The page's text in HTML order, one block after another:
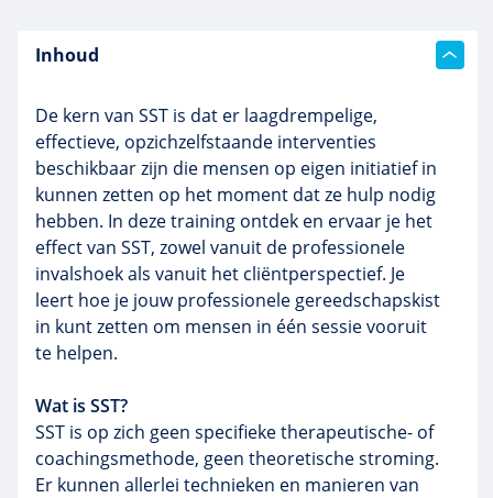
Inhoud
De kern van SST is dat er laagdrempelige,
effectieve, opzichzelfstaande interventies
beschikbaar zijn die mensen op eigen initiatief in
kunnen zetten op het moment dat ze hulp nodig
hebben. In deze training ontdek en ervaar je het
effect van SST, zowel vanuit de professionele
invalshoek als vanuit het cliëntperspectief. Je
leert hoe je jouw professionele gereedschapskist
in kunt zetten om mensen in één sessie vooruit
te helpen.
Wat is SST?
SST is op zich geen specifieke therapeutische- of
coachingsmethode, geen theoretische stroming.
Er kunnen allerlei technieken en manieren van